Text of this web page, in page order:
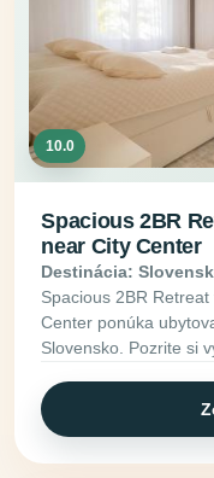
10.0
Spacious 2BR
near City Center
Destinácia:
Spacious 2BR
Center ponúka
Slovensko. Pozrite si